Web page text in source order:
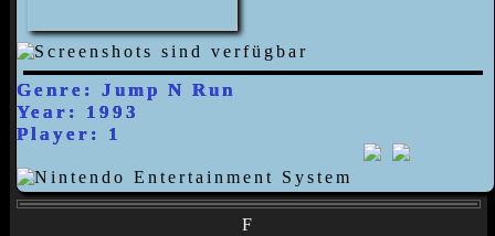
Genre: Jump N Run
Year: 1993
Player: 1
F